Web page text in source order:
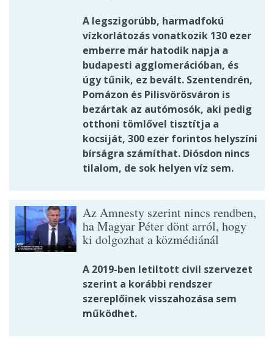
A legszigorúbb, harmadfokú
vízkorlátozás vonatkozik 130 ezer
emberre már hatodik napja a
budapesti agglomerációban, és
úgy tűnik, ez bevált. Szentendrén,
Pomázon és Pilisvörösváron is
bezártak az autómosók, aki pedig
otthoni tömlővel tisztítja a
kocsiját, 300 ezer forintos helyszíni
bírságra számíthat. Diósdon nincs
tilalom, de sok helyen víz sem.
Az Amnesty szerint nincs rendben,
ha Magyar Péter dönt arról, hogy
ki dolgozhat a közmédiánál
A 2019-ben letiltott civil szervezet
szerint a korábbi rendszer
szereplőinek visszahozása sem
működhet.